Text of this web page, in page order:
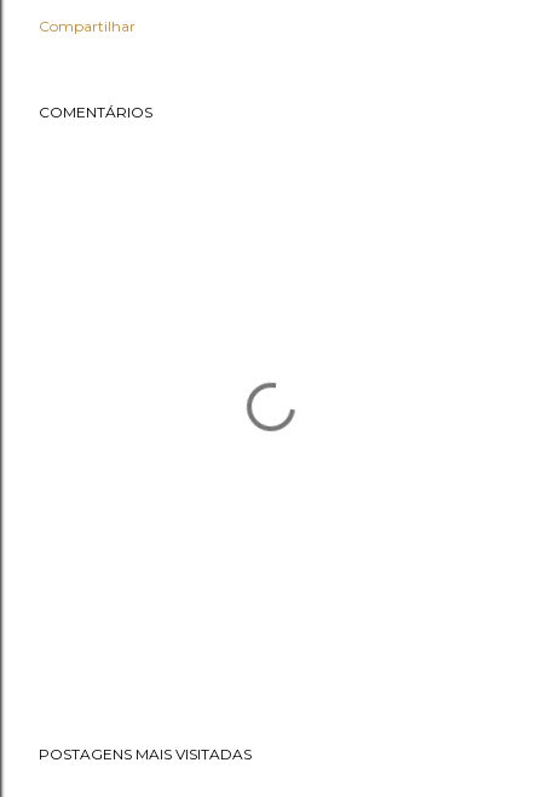
Compartilhar
COMENTÁRIOS
POSTAGENS MAIS VISITADAS